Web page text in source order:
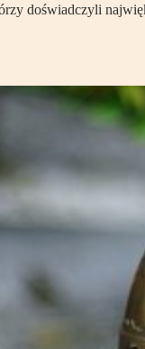
doświadczyli